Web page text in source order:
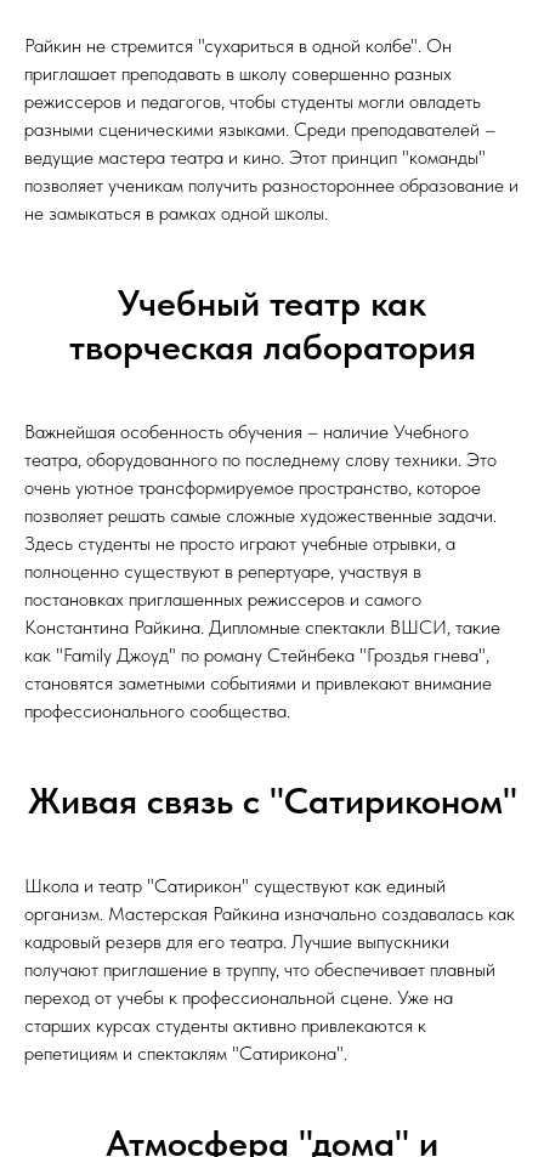
Райкин не стремится "сухариться в одной колбе". Он
приглашает преподавать в школу совершенно разных
режиссеров и педагогов, чтобы студенты могли овладеть
разными сценическими языками. Среди преподавателей –
ведущие мастера театра и кино. Этот принцип "команды"
позволяет ученикам получить разностороннее образование и
не замыкаться в рамках одной школы.
Учебный театр как
творческая лаборатория
Важнейшая особенность обучения – наличие Учебного
театра, оборудованного по последнему слову техники. Это
очень уютное трансформируемое пространство, которое
позволяет решать самые сложные художественные задачи.
Здесь студенты не просто играют учебные отрывки, а
полноценно существуют в репертуаре, участвуя в
постановках приглашенных режиссеров и самого
Константина Райкина. Дипломные спектакли ВШСИ, такие
как "Family Джоуд" по роману Стейнбека "Гроздья гнева",
становятся заметными событиями и привлекают внимание
профессионального сообщества.
Живая связь с "Сатириконом"
Школа и театр "Сатирикон" существуют как единый
организм. Мастерская Райкина изначально создавалась как
кадровый резерв для его театра. Лучшие выпускники
получают приглашение в труппу, что обеспечивает плавный
переход от учебы к профессиональной сцене. Уже на
старших курсах студенты активно привлекаются к
репетициям и спектаклям "Сатирикона".
Атмосфера "дома" и